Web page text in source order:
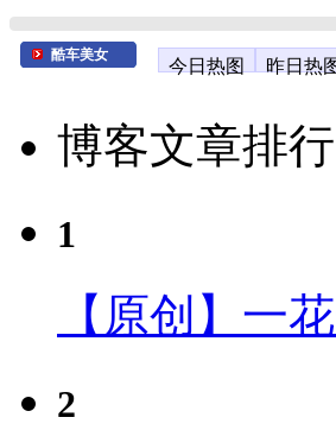
酷车美女
今日热图 昨日热
博客文章排行
1
【原创】一
2